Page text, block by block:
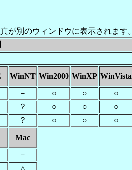
が別のウィンドウに表示されます。
WinNT Win2000 WinXP WinVista
－ ○ ○ ○
？ ○ ○ ○
？ ○ ○ ○
Mac
－
△